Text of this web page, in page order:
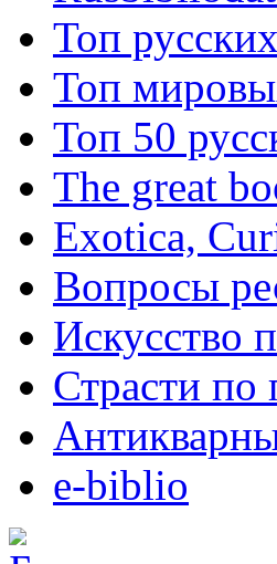
Топ
Топ
Топ 50
The great
Exotica,
Вопросы
Искусство
Страсти по
e-biblio